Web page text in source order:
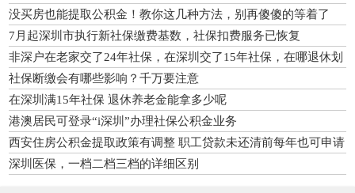
没买房也能提取公积金！教你这几种方法，别再傻傻的等着了
7月起深圳市执行新社保缴费基数，社保扣费服务已恢复
非深户在老家交了24年社保，在深圳交了15年社保，在哪退休划
算？
社保断缴会有哪些影响？千万要注意
在深圳满15年社保 退休养老金能拿多少呢
港澳居民可登录“i深圳”办理社保公积金业务
西安住房公积金提取政策有调整 职工贷款未还清前每年也可申请
提取公积金
深圳医保，一档二档三档的详细区别